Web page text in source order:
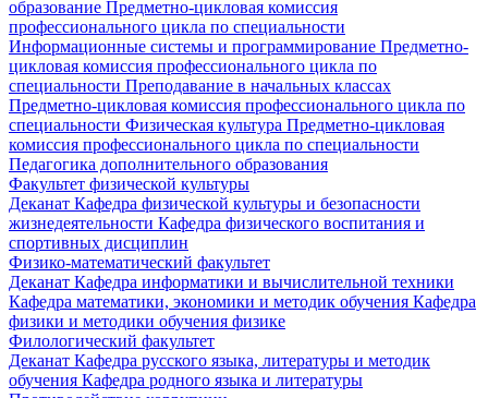
образование Предметно-цикловая комиссия
профессионального цикла по специальности
Информационные системы и программирование Предметно-
цикловая комиссия профессионального цикла по
специальности Преподавание в начальных классах
Предметно-цикловая комиссия профессионального цикла по
специальности Физическая культура Предметно-цикловая
комиссия профессионального цикла по специальности
Педагогика дополнительного образования
Факультет физической культуры
Деканат Кафедра физической культуры и безопасности
жизнедеятельности Кафедра физического воспитания и
спортивных дисциплин
Физико-математический факультет
Деканат Кафедра информатики и вычислительной техники
Кафедра математики, экономики и методик обучения Кафедра
физики и методики обучения физике
Филологический факультет
Деканат Кафедра русского языка, литературы и методик
обучения Кафедра родного языка и литературы